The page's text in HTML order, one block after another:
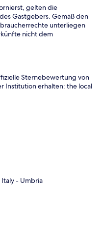
gelten die
Gastgebers. Gemäß den
unterliegen
nicht dem
Sternebewertung von
Institution erhalten: the local
Italy - Umbria